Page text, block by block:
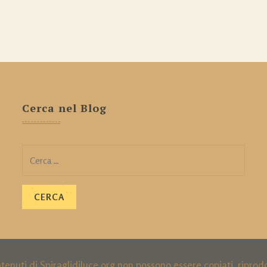
Cerca nel Blog